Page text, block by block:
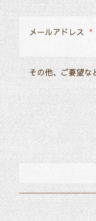
メールアドレス *
その他、ご要望な